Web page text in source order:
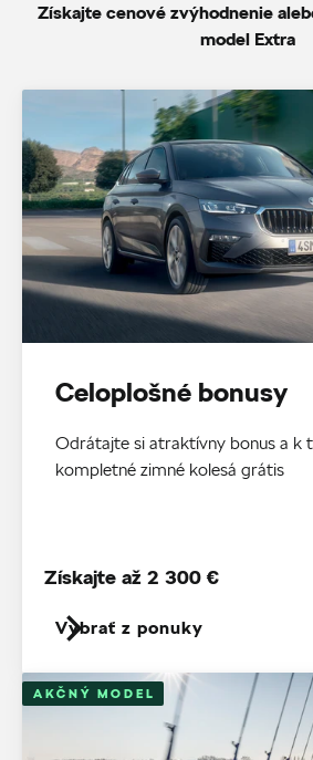
Získajte cenové zvýhodnenie
model Extra
Celoplošné bonusy
Odrátajte si atraktívny bonus a k
kompletné zimné kolesá grátis
Vybrať z ponuky
Získajte až 2 300 €
AKČNÝ MODEL